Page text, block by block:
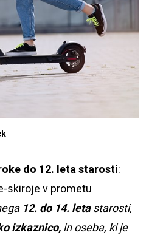
do 12. leta starosti:
skiroje v prometu
12. do 14. letastarosti,
izkaznico, in oseba, ki je